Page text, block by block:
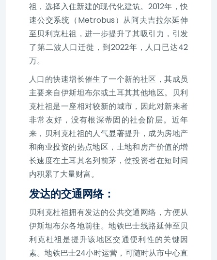
祖，选择入住新建的现代化建筑。2012年，快
速公交系统（Metrobus）从阿夫吉拉尔延伸
至贝利克杜祖，进一步提升了其吸引力，引发
了第二波人口迁徙，到2022年，人口已达42
万。
人口的快速增长催生了一个新的社区，其成员
主要来自伊斯坦布尔或土耳其其他地区。贝利
克杜祖是一座相对较新的城市，因此对新来者
非常友好，没有根深蒂固的社会阶层。近年
来，贝利克杜祖的人气显著提升，成为房地产
和商业投资的热点地区，土地和房产价值的增
长速度在土耳其名列前茅，使投资者在短时间
内积累了大量财富。
发达的交通网络：
贝利克杜祖拥有发达的公共交通网络，方便从
伊斯坦布尔各地前往。地铁巴士线路延伸至贝
利克杜祖是提升该地区交通便利性的关键因
素。地铁巴士24小时运营，可随时从市中心直